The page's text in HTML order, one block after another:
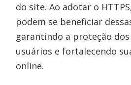
do site. Ao adotar o
podem se beneficiar
garantindo a proteção
usuários e fortalecendo
online.